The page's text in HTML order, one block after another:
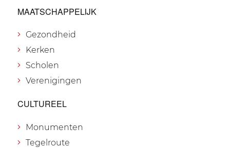
MAATSCHAPPELIJK
Gezondheid
Kerken
Scholen
Verenigingen
CULTUREEL
Monumenten
Tegelroute